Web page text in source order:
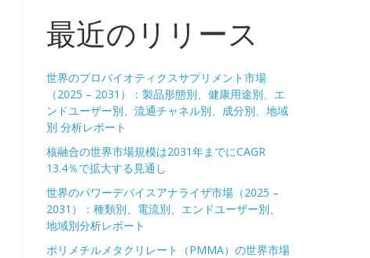
最近のリリース
世界のプロバイオティクスサプリメント市場
（2025 – 2031）：製品形態別、健康用途別、エ
ンドユーザー別、流通チャネル別、成分別、地域
別 分析レポート
核融合の世界市場規模は2031年までにCAGR
13.4％で拡大する見通し
世界のパワーデバイスアナライザ市場（2025 –
2031）：種類別、電流別、エンドユーザー別、
地域別分析レポート
ポリメチルメタクリレート（PMMA）の世界市場